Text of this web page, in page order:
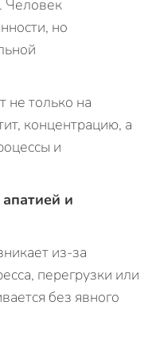
Человек
но
не только на
концентрацию, а
и
и
из-за
перегрузки или
без явного